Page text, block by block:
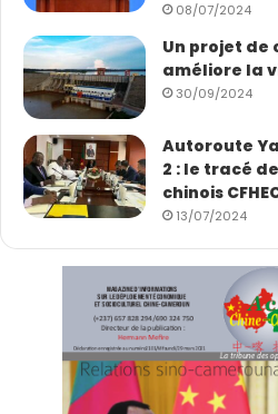
08/07/2024
Un projet de
améliore la
30/09/2024
Autoroute
2 : le tracé
chinois
13/07/2024